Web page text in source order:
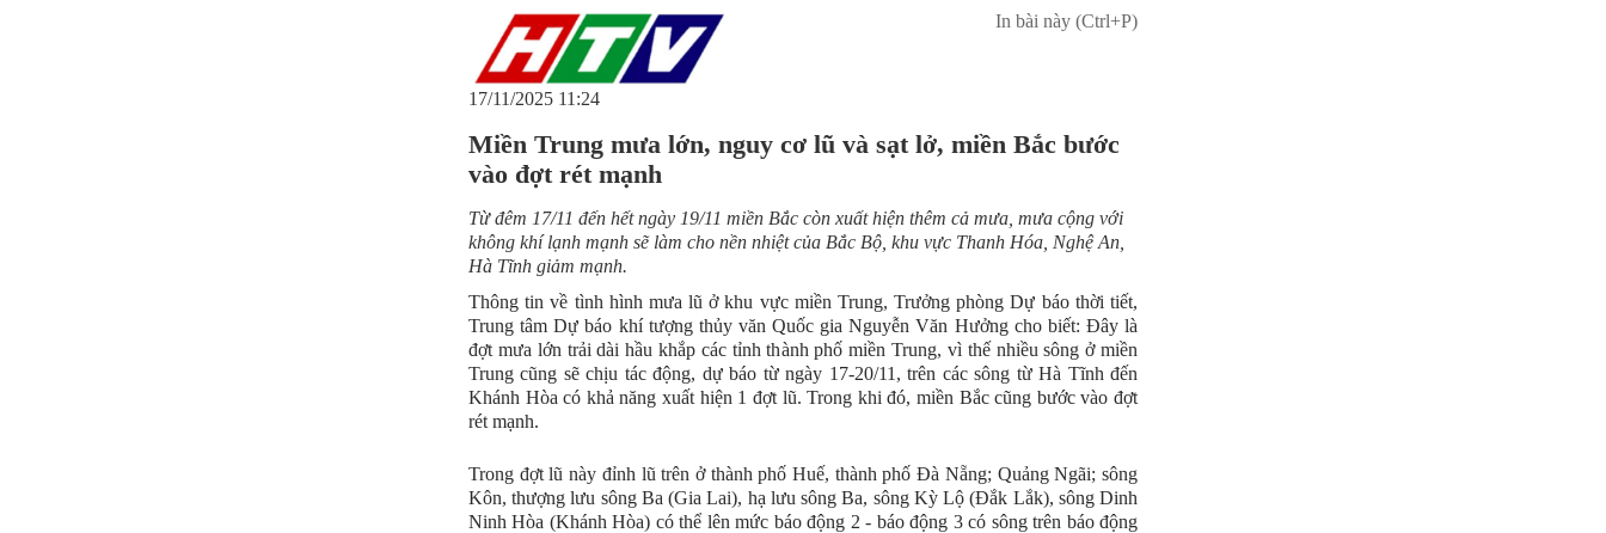
17/11/2025 11:24
In bài này (Ctrl+P)
Miền Trung mưa lớn, nguy cơ lũ và sạt lở, miền Bắc bước
vào đợt rét mạnh
Từ đêm 17/11 đến hết ngày 19/11 miền Bắc còn xuất hiện thêm cả mưa, mưa cộng với
không khí lạnh mạnh sẽ làm cho nền nhiệt của Bắc Bộ, khu vực Thanh Hóa, Nghệ An,
Hà Tĩnh giảm mạnh.
Thông tin về tình hình mưa lũ ở khu vực miền Trung, Trưởng phòng Dự báo thời tiết,
Trung tâm Dự báo khí tượng thủy văn Quốc gia Nguyễn Văn Hưởng cho biết: Đây là
đợt mưa lớn trải dài hầu khắp các tỉnh thành phố miền Trung, vì thế nhiều sông ở miền
Trung cũng sẽ chịu tác động, dự báo từ ngày 17-20/11, trên các sông từ Hà Tĩnh đến
Khánh Hòa có khả năng xuất hiện 1 đợt lũ. Trong khi đó, miền Bắc cũng bước vào đợt
rét mạnh.
Trong đợt lũ này đỉnh lũ trên ở thành phố Huế, thành phố Đà Nẵng; Quảng Ngãi; sông
Kôn, thượng lưu sông Ba (Gia Lai), hạ lưu sông Ba, sông Kỳ Lộ (Đắk Lắk), sông Dinh
Ninh Hòa (Khánh Hòa) có thể lên mức báo động 2 - báo động 3 có sông trên báo động